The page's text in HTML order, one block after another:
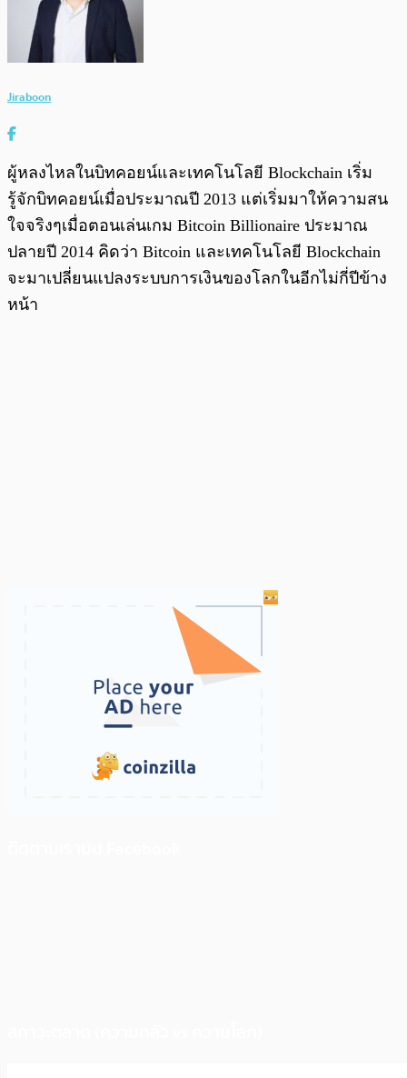
Jiraboon
ผู้หลงไหลในบิทคอยน์และเทคโนโลยี Blockchain เริ่ม
รู้จักบิทคอยน์เมื่อประมาณปี 2013 แต่เริ่มมาให้ความสน
ใจจริงๆเมื่อตอนเล่นเกม Bitcoin Billionaire ประมาณ
ปลายปี 2014 คิดว่า Bitcoin และเทคโนโลยี Blockchain
จะมาเปลี่ยนแปลงระบบการเงินของโลกในอีกไม่กี่ปีข้าง
หน้า